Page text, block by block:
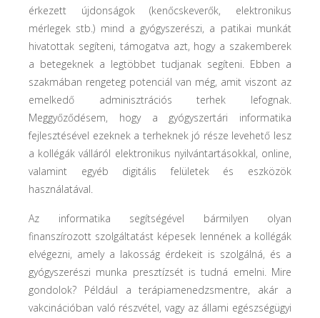
érkezett újdonságok (kenőcskeverők, elektronikus
mérlegek stb.) mind a gyógyszerészi, a patikai munkát
hivatottak segíteni, támogatva azt, hogy a szakemberek
a betegeknek a legtöbbet tudjanak segíteni. Ebben a
szakmában rengeteg potenciál van még, amit viszont az
emelkedő adminisztrációs terhek lefognak.
Meggyőződésem, hogy a gyógyszertári informatika
fejlesztésével ezeknek a terheknek jó része levehető lesz
a kollégák válláról elektronikus nyilvántartásokkal, online,
valamint egyéb digitális felületek és eszközök
használatával.
Az informatika segítségével bármilyen olyan
finanszírozott szolgáltatást képesek lennének a kollégák
elvégezni, amely a lakosság érdekeit is szolgálná, és a
gyógyszerészi munka presztízsét is tudná emelni. Mire
gondolok? Például a terápiamenedzsmentre, akár a
vakcinációban való részvétel, vagy az állami egészségügyi